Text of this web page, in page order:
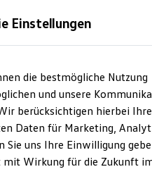
Einstellungen
die bestmögliche Nutzung
und unsere
berücksichtigen hierbei Ihre
Daten für Marketing,
Sie uns Ihre Einwilligung
mit Wirkung für die Zukunft